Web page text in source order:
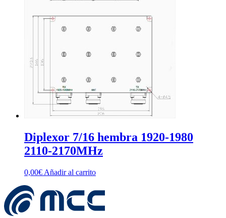
Diplexor 7/16 hembra 1920-1980
2110-2170MHz
0,00€ Añadir al carrito